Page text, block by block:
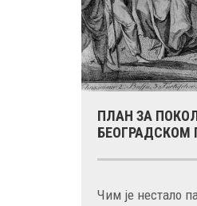
ПЛАН ЗА
БЕОГРАДСКОМ
Чим је нестало